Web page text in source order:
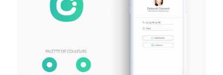
son ergonomie de navigation.
— Logo / Charte / Design UX/UI
> Localisation— France
— 2018